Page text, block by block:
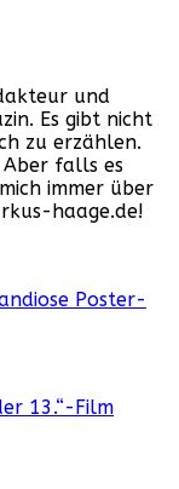
und
Es gibt nicht
zu erzählen.
Aber falls es
immer über
haage.de!
Poster-
13.“-Film